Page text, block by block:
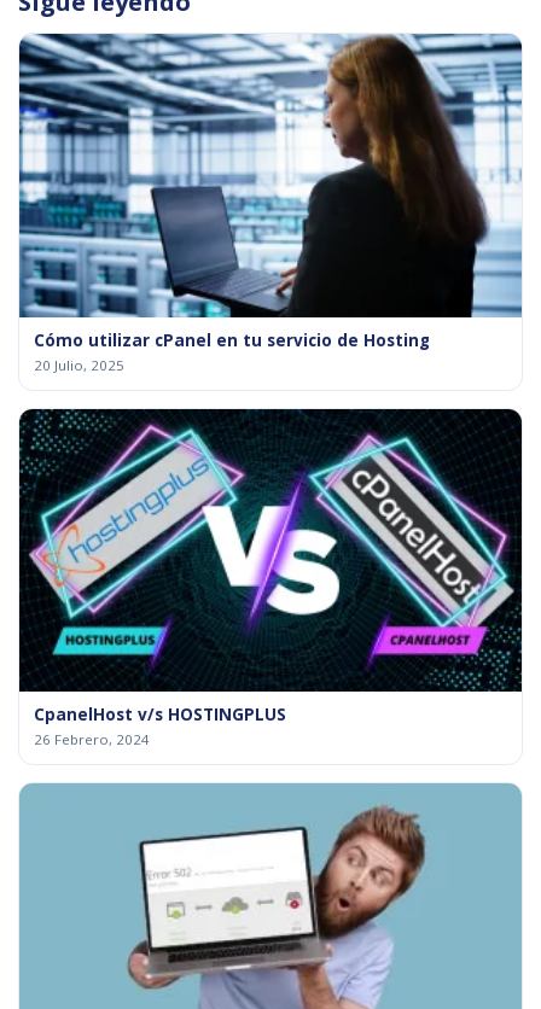
Cómo utilizar cPanel en tu servicio de Hosting
20 Julio, 2025
CpanelHost v/s HOSTINGPLUS
26 Febrero, 2024